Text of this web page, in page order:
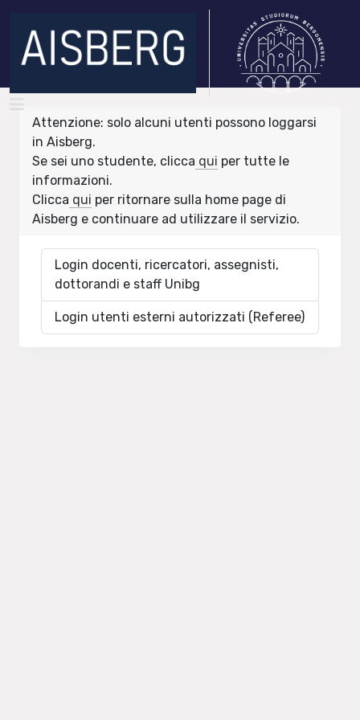
Attenzione: solo alcuni utenti possono loggarsi
in Aisberg.
Se sei uno studente, clicca qui per tutte le
informazioni.
Clicca qui per ritornare sulla home page di
Aisberg e continuare ad utilizzare il servizio.
Login docenti, ricercatori, assegnisti,
dottorandi e staff Unibg
Login utenti esterni autorizzati (Referee)